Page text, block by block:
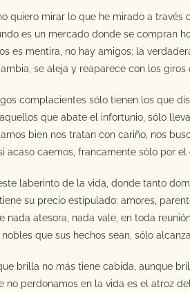
quiero mirar lo que he mirado a través
es un mercado donde se compran
es mentira, no hay amigos; la
se aleja y reaparece con los giros
complacientes sólo tienen los que
que abate el infortunio, sólo
bien nos tratan con cariño, nos
acaso caemos, francamente sólo por
laberinto de la vida, donde tanto
su precio estipulado: amores,
nada atesora, nada vale, en toda
que sus hechos sean, sólo
que brilla no más tiene cabida, aunque
no perdonamos en la vida es el atroz